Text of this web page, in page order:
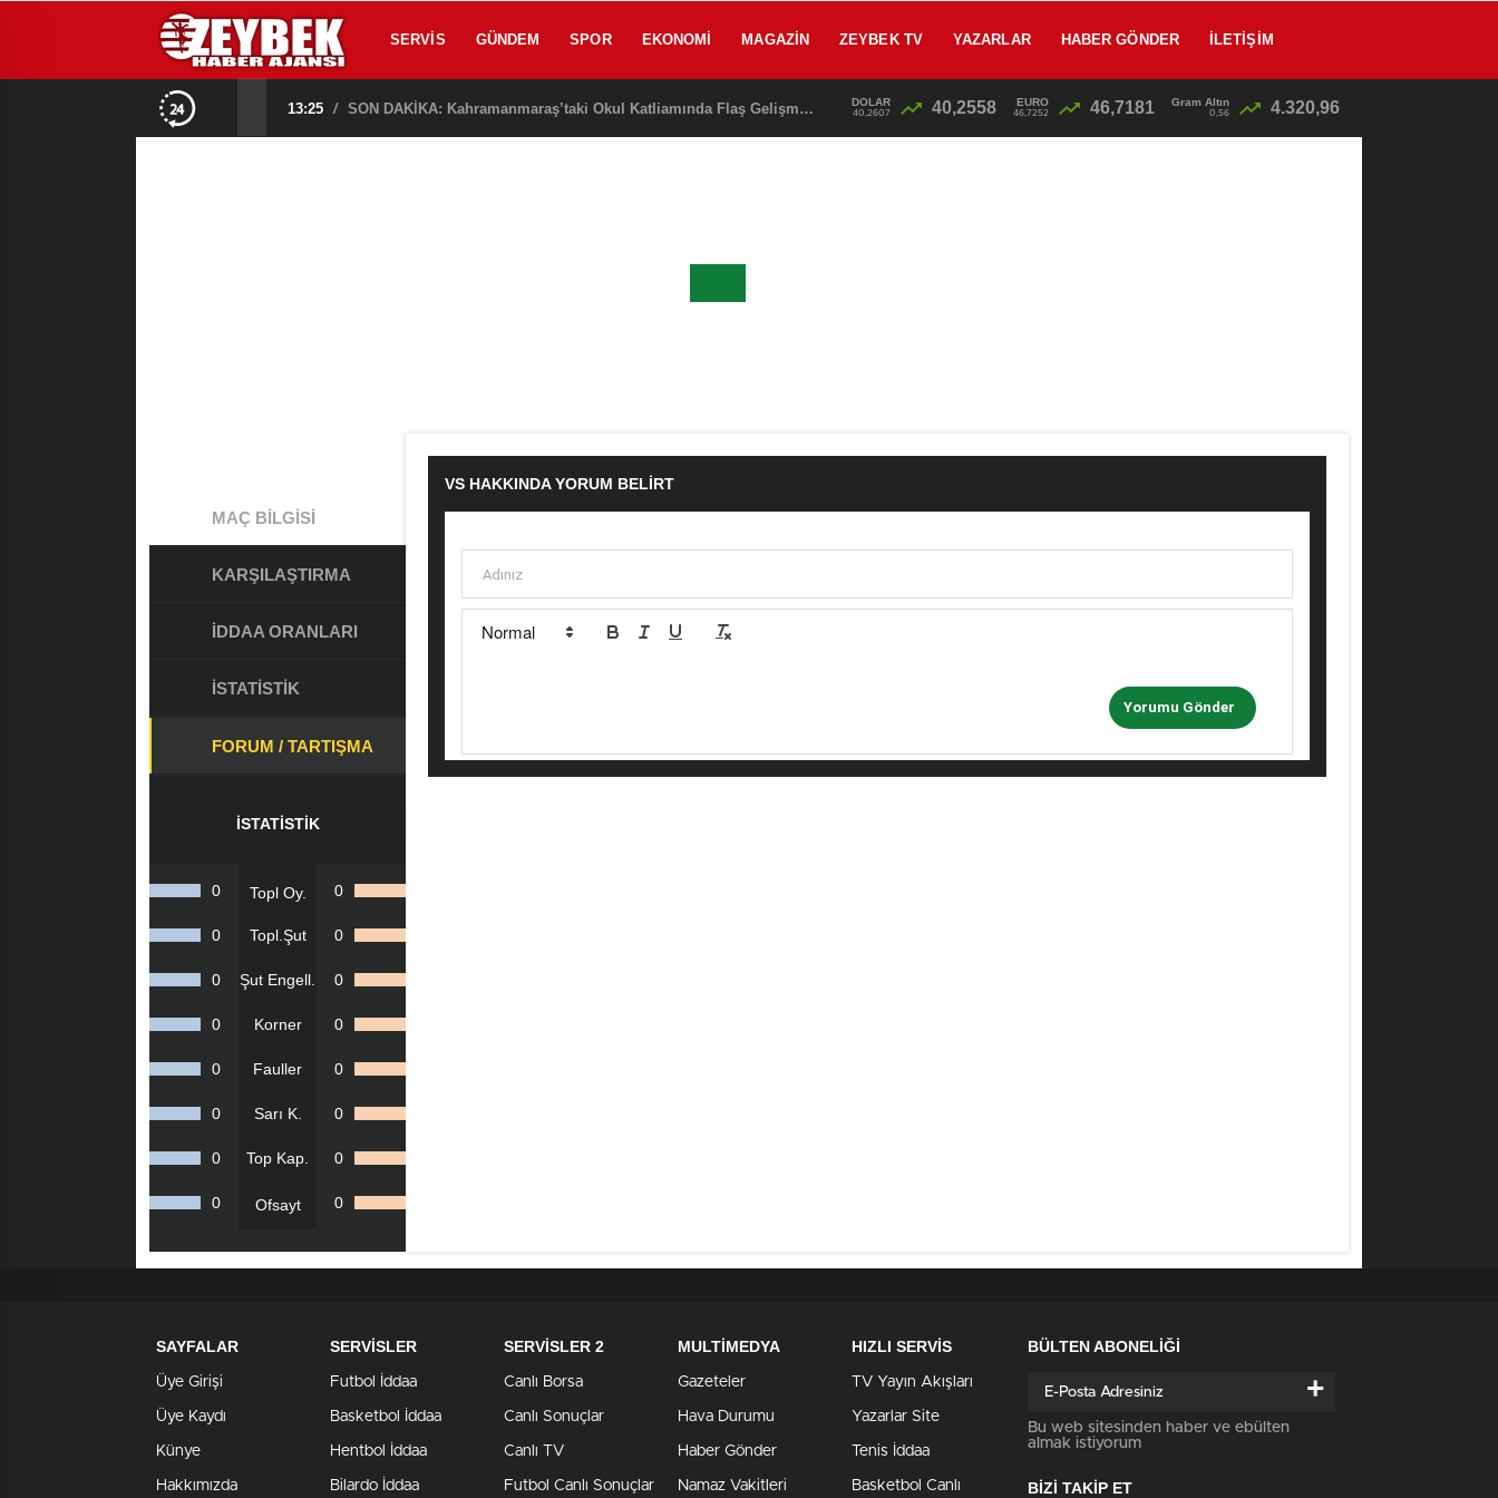
SERVIS GÜNDEM SPOR EKONOMI MAGAZIN ZEYBEK TV YAZARLAR HABER GÖNDER İLETIŞIM
13:25 / SON DAKİKA: Kahramanmaraş’taki Okul Katliamında Flaş Gelişme! Emniyet Müdürü Baba Gözaltına Alınıyor 12:46 /
DOLAR
40,2607 40,2558 EURO
46,7252 46,7181 Gram Altın
0,56 4.320,96
MAÇ BILGISI
KARŞILAŞTIRMA
İDDAA ORANLARI
İSTATISTIK
FORUM / TARTIŞMA
İSTATISTIK
0 Topl Oy. 0
0 Topl.Şut 0
0 Şut Engell. 0
0 Korner 0
0 Fauller 0
0 Sarı K. 0
0 Top Kap. 0
0 Ofsayt 0
VS HAKKINDA YORUM BELIRT
SAYFALAR
Üye Girişi
Üye Kaydı
Künye
Hakkımızda
SERVİSLER
Futbol İddaa
Basketbol İddaa
Hentbol İddaa
Bilardo İddaa
SERVİSLER 2
Canlı Borsa
Canlı Sonuçlar
Canlı TV
Futbol Canlı Sonuçlar
MULTİMEDYA
Gazeteler
Hava Durumu
Haber Gönder
Namaz Vakitleri
HIZLI SERVİS
TV Yayın Akışları
Yazarlar Site
Tenis İddaa
Basketbol Canlı
BÜLTEN ABONELİĞİ
+
Bu web sitesinden haber ve ebülten
almak istiyorum
BİZİ TAKİP ET